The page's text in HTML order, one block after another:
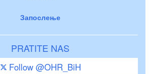
Запослење
PRATITE NAS
Follow @OHR_BiH